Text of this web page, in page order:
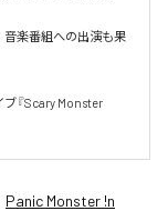
楽番組への出演も果
『Scary Monster
Panic Monster !n